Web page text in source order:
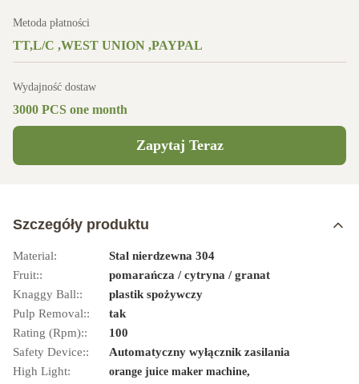
Metoda płatności
TT,L/C ,WEST UNION ,PAYPAL
Wydajność dostaw
3000 PCS one month
Zapytaj Teraz
Szczegóły produktu
Material:
Stal nierdzewna 304
Fruit::
pomarańcza / cytryna / granat
Knaggy Ball::
plastik spożywczy
Pulp Removal::
tak
Rating (Rpm)::
100
Safety Device::
Automatyczny wyłącznik zasilania
High Light:
orange juice maker machine,